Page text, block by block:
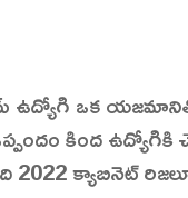
ఉద్యోగి ఒక
కింద ఉద్యోగికి
2022 క్యాబినెట్